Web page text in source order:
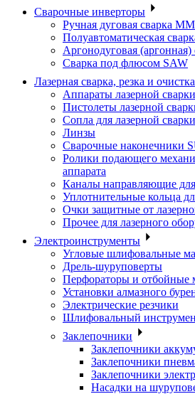
Сварочные инверторы
Ручная дуговая сварка
Полуавтоматическая
Аргонодуговая (аргонная)
Сварка под флюсом SAW
Лазерная сварка, резка и очистка
Аппараты лазерной сварки
Пистолеты лазерной
Сопла для лазерной сварки
Линзы
Сварочные наконечники
Ролики подающего
аппарата
Каналы направляющие для
Уплотнительные кольца
Очки защитные от
Прочее для лазерного
Электроинструменты
Угловые шлифовальные
Дрель-шуруповерты
Перфораторы и отбойные
Установки алмазного
Электрические резчики
Шлифовальный
Заклепочники
Заклепочники
Заклепочники
Заклепочники
Насадки на